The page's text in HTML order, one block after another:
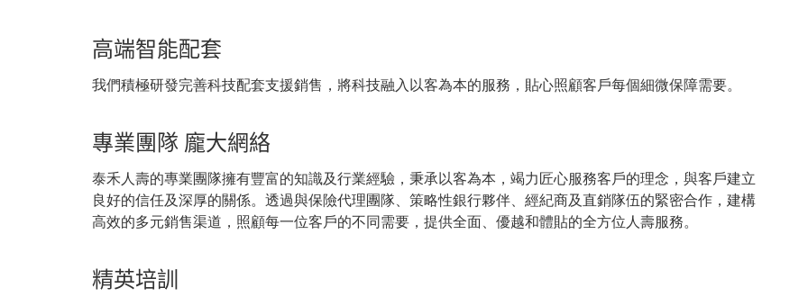
高端智能配套
我們積極研發完善科技配套支援銷售，將科技融入以客為本的服務，貼心照顧客戶每個細微保障需要。
專業團隊 龐大網絡
泰禾人壽的專業團隊擁有豐富的知識及行業經驗，秉承以客為本，竭力匠心服務客戶的理念，與客戶建立
良好的信任及深厚的關係。透過與保險代理團隊、策略性銀行夥伴、經紀商及直銷隊伍的緊密合作，建構
高效的多元銷售渠道，照顧每一位客戶的不同需要，提供全面、優越和體貼的全方位人壽服務。
精英培訓